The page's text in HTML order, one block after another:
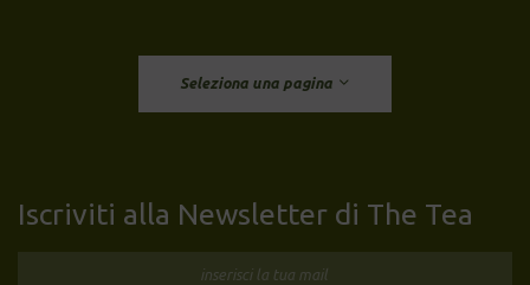
Seleziona una pagina
Iscriviti alla Newsletter di The Tea